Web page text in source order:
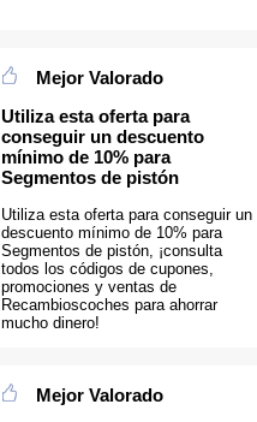
Mejor Valorado
Utiliza esta oferta para
conseguir un descuento
mínimo de 10% para
Segmentos de pistón
Utiliza esta oferta para conseguir un
descuento mínimo de 10% para
Segmentos de pistón, ¡consulta
todos los códigos de cupones,
promociones y ventas de
Recambioscoches para ahorrar
mucho dinero!
Mejor Valorado